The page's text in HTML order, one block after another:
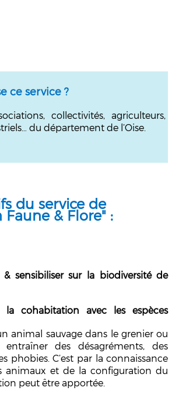
ce service ?
collectivités, agriculteurs,
du département de l’Oise.
du service de
& Flore" :
sensibiliser sur la biodiversité de
cohabitation avec les espèces
animal sauvage dans le grenier ou
des désagréments, des
phobies. C’est par la connaissance
animaux et de la configuration du
peut être apportée.